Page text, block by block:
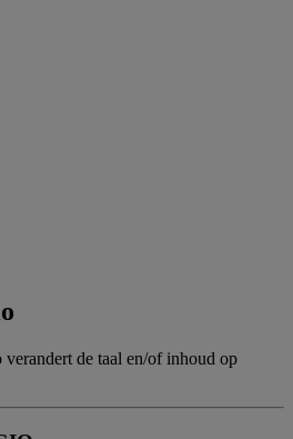
verandert de taal en/of inhoud op